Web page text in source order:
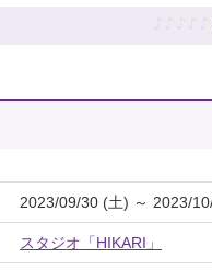
♪ ♪ ♪ ♪ ♪
2023/09/30 (土) ～ 2023/
スタジオ「HIKARI」